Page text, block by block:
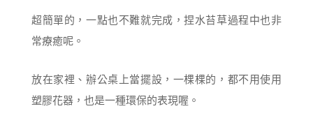
超簡單的，一點也不難就完成，捏水苔草過程中也非
常療癒呢。
放在家裡、辦公桌上當擺設，一棵棵的，都不用使用
塑膠花器，也是一種環保的表現喔。